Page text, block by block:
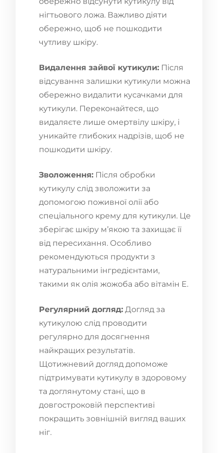
нігтьового ложа. Важливо діяти
обережно, щоб не пошкодити
чутливу шкіру.
Видалення зайвої кутикули: Після
відсування залишки кутикули можна
обережно видалити кусачками для
кутикули. Переконайтеся, що
видаляєте лише омертвілу шкіру, і
уникайте глибоких надрізів, щоб не
пошкодити шкіру.
Зволоження: Після обробки
кутикулу слід зволожити за
допомогою поживної олії або
спеціального крему для кутикули. Це
зберігає шкіру м’якою та захищає її
від пересихання. Особливо
рекомендуються продукти з
натуральними інгредієнтами,
такими як олія жожоба або вітамін E.
Регулярний догляд: Догляд за
кутикулою слід проводити
регулярно для досягнення
найкращих результатів.
Щотижневий догляд допоможе
підтримувати кутикулу в здоровому
та доглянутому стані, що в
довгостроковій перспективі
покращить зовнішній вигляд ваших
ніг.